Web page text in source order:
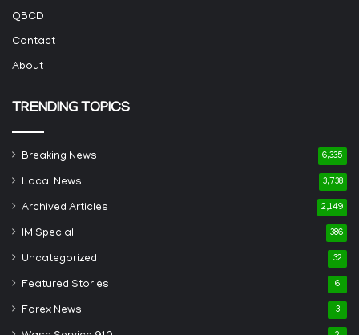
QBCD
Contact
About
TRENDING TOPICS
Breaking News 6,335
Local News 3,738
Archived Articles 2,149
IM Special 386
Uncategorized 32
Featured Stories 6
Forex News 3